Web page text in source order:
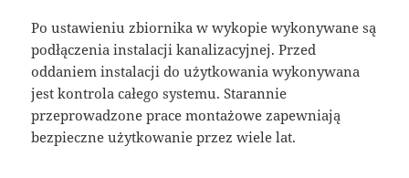
Po ustawieniu zbiornika w wykopie wykonywane są
podłączenia instalacji kanalizacyjnej. Przed
oddaniem instalacji do użytkowania wykonywana
jest kontrola całego systemu. Starannie
przeprowadzone prace montażowe zapewniają
bezpieczne użytkowanie przez wiele lat.